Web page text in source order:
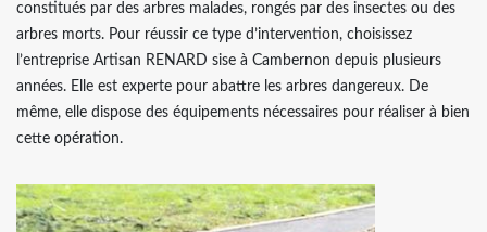
constitués par des arbres malades, rongés par des insectes ou des
arbres morts. Pour réussir ce type d’intervention, choisissez
l’entreprise Artisan RENARD sise à Cambernon depuis plusieurs
années. Elle est experte pour abattre les arbres dangereux. De
même, elle dispose des équipements nécessaires pour réaliser à bien
cette opération.